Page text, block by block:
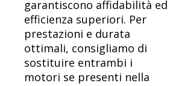
garantiscono affidabilità ed
efficienza superiori. Per
prestazioni e durata
ottimali, consigliamo di
sostituire entrambi i
motori se presenti nella